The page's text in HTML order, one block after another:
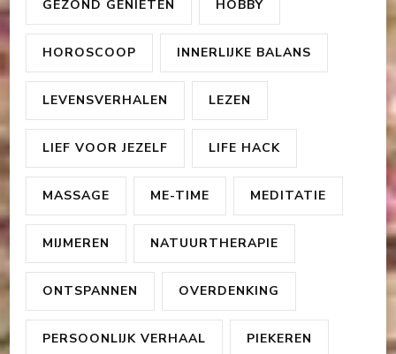
GEZOND GENIETEN HOBBY
HOROSCOOP INNERLIJKE BALANS
LEVENSVERHALEN LEZEN
LIEF VOOR JEZELF LIFE HACK
MASSAGE ME-TIME MEDITATIE
MIJMEREN NATUURTHERAPIE
ONTSPANNEN OVERDENKING
PERSOONLIJK VERHAAL PIEKEREN